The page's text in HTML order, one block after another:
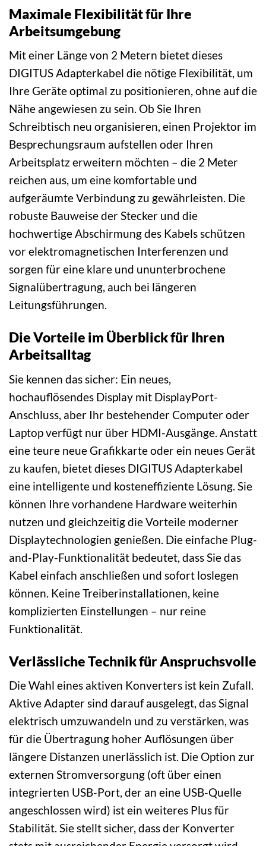
Maximale Flexibilität für Ihre
Arbeitsumgebung
Mit einer Länge von 2 Metern bietet dieses
DIGITUS Adapterkabel die nötige Flexibilität, um
Ihre Geräte optimal zu positionieren, ohne auf die
Nähe angewiesen zu sein. Ob Sie Ihren
Schreibtisch neu organisieren, einen Projektor im
Besprechungsraum aufstellen oder Ihren
Arbeitsplatz erweitern möchten – die 2 Meter
reichen aus, um eine komfortable und
aufgeräumte Verbindung zu gewährleisten. Die
robuste Bauweise der Stecker und die
hochwertige Abschirmung des Kabels schützen
vor elektromagnetischen Interferenzen und
sorgen für eine klare und ununterbrochene
Signalübertragung, auch bei längeren
Leitungsführungen.
Die Vorteile im Überblick für Ihren
Arbeitsalltag
Sie kennen das sicher: Ein neues,
hochauflösendes Display mit DisplayPort-
Anschluss, aber Ihr bestehender Computer oder
Laptop verfügt nur über HDMI-Ausgänge. Anstatt
eine teure neue Grafikkarte oder ein neues Gerät
zu kaufen, bietet dieses DIGITUS Adapterkabel
eine intelligente und kosteneffiziente Lösung. Sie
können Ihre vorhandene Hardware weiterhin
nutzen und gleichzeitig die Vorteile moderner
Displaytechnologien genießen. Die einfache Plug-
and-Play-Funktionalität bedeutet, dass Sie das
Kabel einfach anschließen und sofort loslegen
können. Keine Treiberinstallationen, keine
komplizierten Einstellungen – nur reine
Funktionalität.
Verlässliche Technik für Anspruchsvolle
Die Wahl eines aktiven Konverters ist kein Zufall.
Aktive Adapter sind darauf ausgelegt, das Signal
elektrisch umzuwandeln und zu verstärken, was
für die Übertragung hoher Auflösungen über
längere Distanzen unerlässlich ist. Die Option zur
externen Stromversorgung (oft über einen
integrierten USB-Port, der an eine USB-Quelle
angeschlossen wird) ist ein weiteres Plus für
Stabilität. Sie stellt sicher, dass der Konverter